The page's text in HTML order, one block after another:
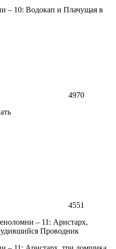
– 10: Водокап и Плачущая в
4970
4551